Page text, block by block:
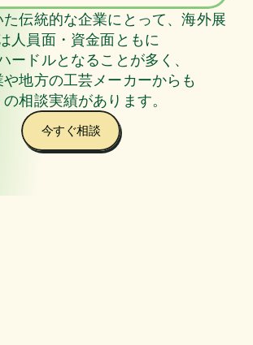
伝統的な企業にとって、海外展
人員面・資金面ともに
ードルとなることが多く、
や地方の工芸メーカーからも
の相談実績があります。
今すぐ相談